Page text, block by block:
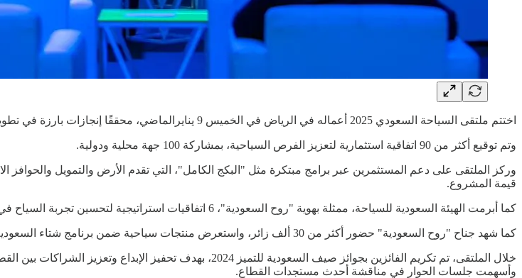
اختتم ملتقى السياحة السعودي 2025 أعماله في الرياض في الخميس 9 ينايرالماضي، محققًا إنجازات بارزة في تطوير القطاع السياحي بالمملكة.
وتم توقيع أكثر من 90 اتفاقية استثمارية لتعزيز الفرص السياحية، بمشاركة 100 جهة محلية ودولية.
قيمة المشروع.
كما أبرمت الهيئة السعودية للسياحة، ممثلة بهوية "روح السعودية"، 6 اتفاقيات استراتيجية لتحسين تجربة السياح في مجالات مثل النقل والطيران والفنادق والحلول الذكية.
كما شهد جناح "روح السعودية" حضور أكثر من 30 ألف زائر، واستعرض منتجات سياحية ضمن برنامج شتاء السعودية.
خلال الملتقى، تم تكريم الفائزين بجوائز صيف السعودية للتميز
وأسهمت جلسات الحوار في مناقشة أحدث مستجدات القطاع.